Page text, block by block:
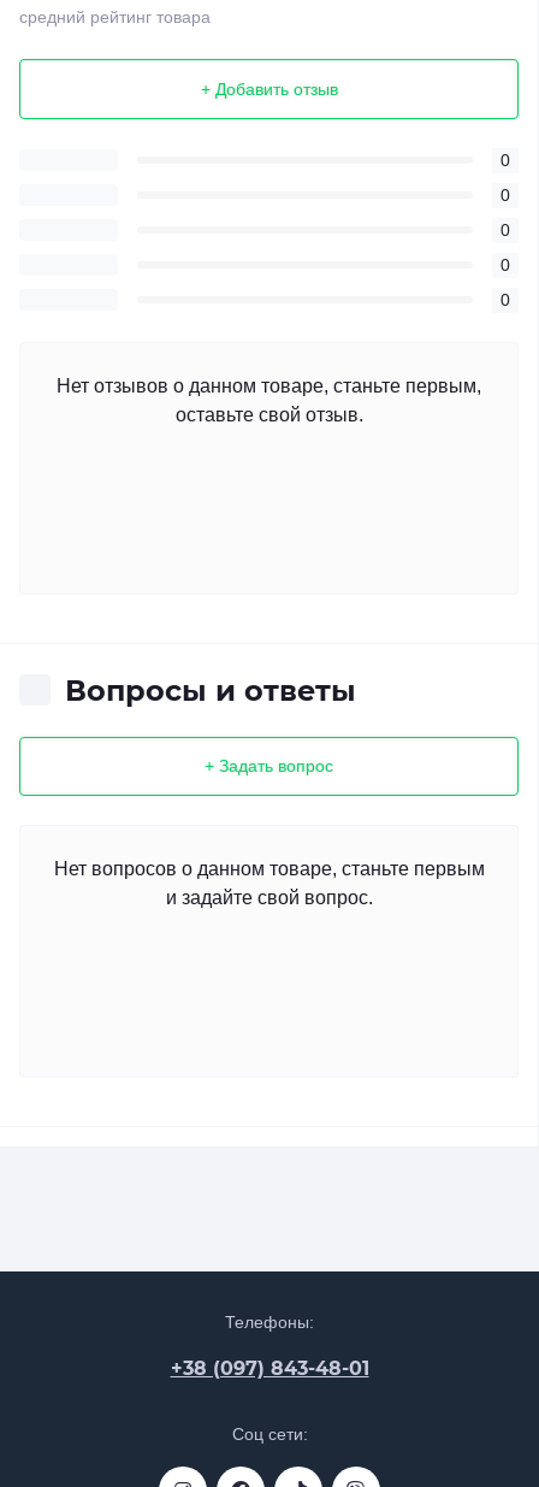
средний рейтинг товара
+ Добавить отзыв
0
0
0
0
0
Нет отзывов о данном товаре, станьте первым,
оставьте свой отзыв.
Вопросы и ответы
+ Задать вопрос
Нет вопросов о данном товаре, станьте первым
и задайте свой вопрос.
Телефоны:
+38 (097) 843-48-01
Соц сети: